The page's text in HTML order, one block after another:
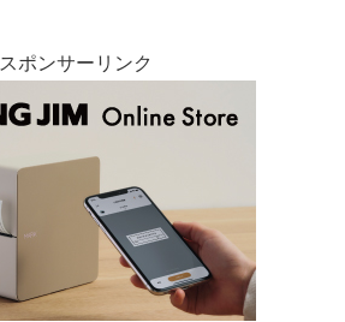
スポンサーリンク